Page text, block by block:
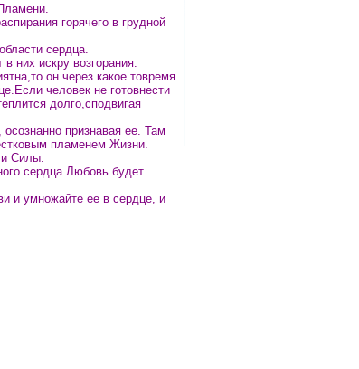
горячего в грудной
сердца.
них искру возгорания.
он через какое товремя
человек не готовнести
долго,сподвигая
признавая ее. Там
пламенем Жизни.
Силы.
сердца Любовь будет
и умножайте ее в сердце, и